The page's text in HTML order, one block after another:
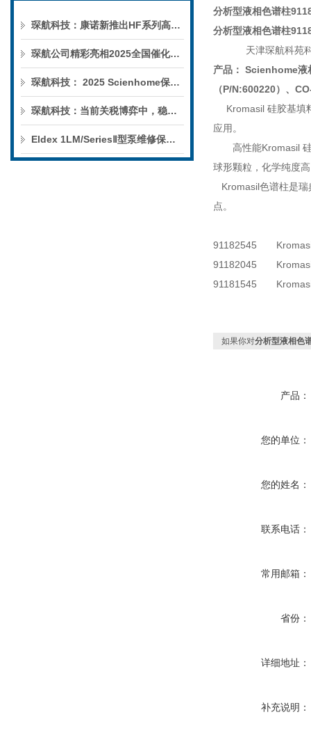
琛航科技：康诺新推出HF系列高压恒流泵
琛航公司精彩亮相2025全国催化学术会议
琛航科技： 2025 Scienhome保护柱年中赠送活动
琛航科技：当前关税博弈中，稳定的货源可解您燃眉之急
Eldex 1LM/SeriesⅡ型泵维修保养服务
分析型液相色谱柱
分析型液相色谱柱
天津琛航科苑
产品： Scienhome液
（P/N:600220）、
Kromasil 硅胶基填
应用。
高性能Kromasil
球形颗粒，化学纯度
Kromasil色谱柱是瑞
点。
91182545
91182045
91181545
如果你对分析型液相色
产品：
您的单位：
您的姓名：
联系电话：
常用邮箱：
省份：
详细地址：
补充说明：